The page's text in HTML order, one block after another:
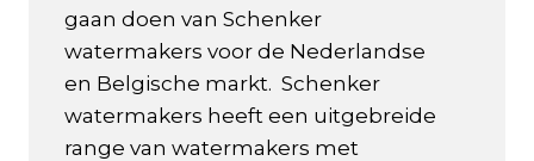
gaan doen van Schenker
watermakers voor de Nederlandse
en Belgische markt. Schenker
watermakers heeft een uitgebreide
range van watermakers met